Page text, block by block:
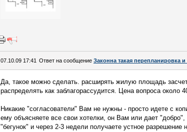
07.10.09 17:41 Ответ на сообщение Законна такая перепланировка
Да, такое можно сделать. расширять жилую площадь
распределять как заблагорассудится. Цена вопроса около
Никакие "согласователи" Вам не нужны - просто идете с
ему объясняете все свои хотелки, он Вам или дает
"бегунок" и через 2-3 недели получаете устное